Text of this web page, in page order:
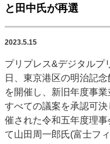
TOP
新着記事
インタビュー
SDGs・地域
ポストプレス
市場・統計
人事・移転・異
特集記事カテゴリー一覧
2022 見える化・MIS特集
と田中氏が再選
2023.5.15
プリプレス&デジタルプ
日、東京港区の明治記
を開催し、新旧年度事
すべての議案を承認可
催された令和五年度理
て山田周一郎氏(富士フ